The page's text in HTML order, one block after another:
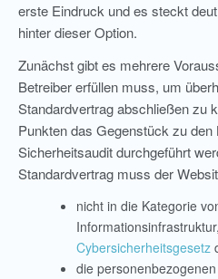
erste Eindruck und es steckt
hinter dieser Option.
Zunächst gibt es mehrere
Betreiber erfüllen muss, um
Standardvertrag abschließen zu
Punkten das Gegenstück zu den
Sicherheitsaudit durchgeführt
Standardvertrag muss der
nicht in die Kategorie
Cybersicherheitsgesetz
die